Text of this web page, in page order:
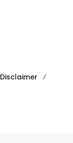
Disclaimer